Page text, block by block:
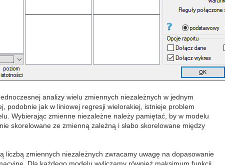
analizy wielu zmiennych niezależnych w jednym
podobnie jak w liniowej regresji wielorakiej, istnieje problem
Wybierając zmienne niezależne należy pamiętać, by w modelu
skorelowane ze zmienną zależną i słabo skorelowane między
liczbą zmiennych niezależnych zwracamy uwagę na dopasowanie